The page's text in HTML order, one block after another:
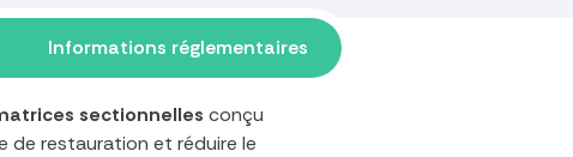
Informations réglementaires
sectionnelles conçu
de restauration et réduire le